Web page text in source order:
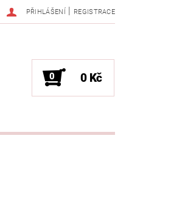
PŘIHLÁŠENÍ | REGISTRACE
0 0 Kč